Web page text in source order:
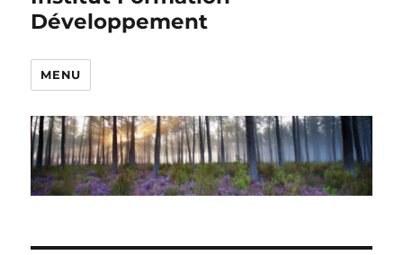
Développement
MENU